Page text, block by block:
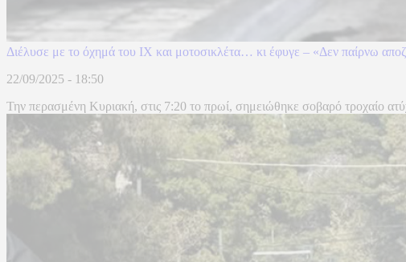
Διέλυσε με το όχημά του ΙΧ και μοτοσικλέτα… κι έφυγε – «Δεν παίρνω
22/09/2025 - 18:50
Την περασμένη Κυριακή, στις 7:20 το πρωί, σημειώθηκε σοβαρό τροχαίο